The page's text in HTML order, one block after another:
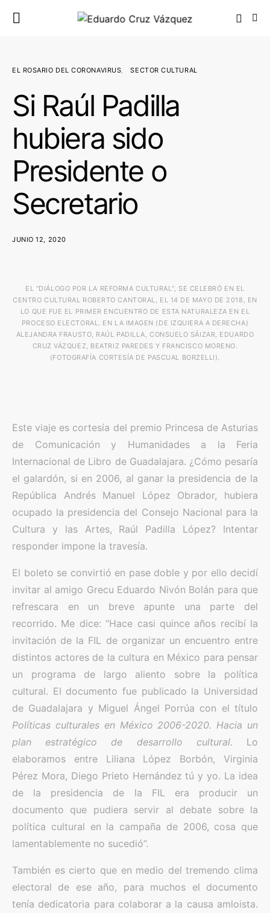
EL ROSARIO DEL CORONAVIRUS SECTOR CULTURAL
Si Raúl Padilla
hubiera sido
Presidente o
Secretario
JUNIO 12, 2020
EL “DIÁLOGO POR LA REFORMA CULTURAL”, SE CELEBRÓ EN EL
CENTRO CULTURAL ROBERTO CANTORAL, EL 14 DE MAYO DE 2018, EN
LO QUE FUE EL PRIMER ENCUENTRO DE ESTA NATURALEZA EN EL
PROCESO ELECTORAL. EN LA IMAGEN (DE IZQUIERA A DERECHA)
ALEJANDRA FRAUSTO, RAÚL PADILLA, CONSUELO SÁIZAR, EDUARDO
CRUZ VÁZQUEZ, BEATRIZ PAREDES Y FRANCISCO MORENO.
(FOTOGRAFÍA CORTESÍA DE PASCUAL BORZELLI).
Este viaje es cortesía del premio Princesa de Asturias
de Comunicación y Humanidades a la Feria
Internacional de Libro de Guadalajara. ¿Cómo pesaría
el galardón, si en 2006, al ganar la presidencia de la
República Andrés Manuel López Obrador, hubiera
ocupado la presidencia del Consejo Nacional para la
Cultura y las Artes, Raúl Padilla López? Intentar
responder impone la travesía.
El boleto se convirtió en pase doble y por ello decidí
invitar al amigo Grecu Eduardo Nivón Bolán para que
refrescara en un breve apunte una parte del
recorrido. Me dice: “Hace casi quince años recibí la
invitación de la FIL de organizar un encuentro entre
distintos actores de la cultura en México para pensar
un programa de largo aliento sobre la política
cultural. El documento fue publicado la Universidad
de Guadalajara y Miguel Ángel Porrúa con el título
Políticas culturales en México 2006-2020. Hacia un
plan estratégico de desarrollo cultural. Lo
elaboramos entre Liliana López Borbón, Virginia
Pérez Mora, Diego Prieto Hernández tú y yo. La idea
de la presidencia de la FIL era producir un
documento que pudiera servir al debate sobre la
política cultural en la campaña de 2006, cosa que
lamentablemente no sucedió”.
También es cierto que en medio del tremendo clima
electoral de ese año, para muchos el documento
tenía dedicatoria para colaborar a la causa amloista.